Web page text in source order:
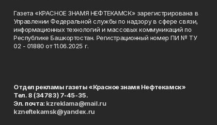
Газета «КРАСНОЕ ЗНАМЯ НЕФТЕКАМСК» зарегистрирована в
Управлении Федеральной службы по надзору в сфере связи,
информационных технологий и массовых коммуникаций по
Республике Башкортостан. Регистрационный номер ПИ № ТУ
02 - 01880 от 11.06.2025 г.
Отдел рекламы газеты «Красное знамя Нефтекамск»
Тел. 8 (34783) 7-45-35.
Эл. почта: kzreklama@mail.ru
kzneftekamsk@yandex.ru